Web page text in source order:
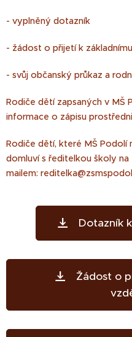
- vyplněný dotazník
- žádost o přijetí k
- svůj občanský průkaz a
Rodiče dětí zapsaných v MŠ
informace o zápisu
Rodiče dětí, které MŠ Podolí
domluví s ředitelkou školy na
mailem:
Dotazník
Žádost o